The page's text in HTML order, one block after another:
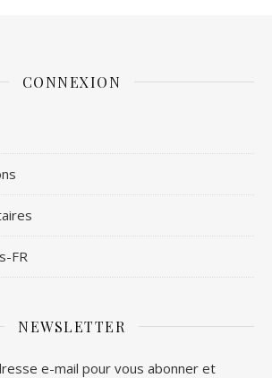
CONNEXION
FR
NEWSLETTER
e-mail pour vous abonner et